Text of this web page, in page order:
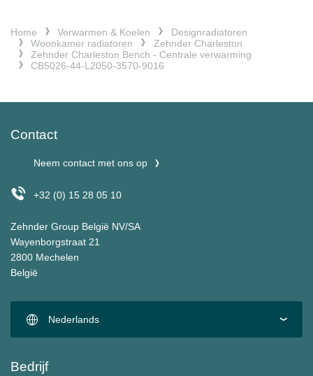
Home Verwarmen & Koelen
Designradiatoren
Woonkamer radiatoren
Zehnder Charleston
Zehnder Charleston Bench - Centrale verwarming
CB5026-44-L2050-3570-9016
Contact
Neem contact met ons op
+32 (0) 15 28 05 10
Zehnder Group België NV/SA
Wayenborgstraat 21
2800 Mechelen
België
Nederlands
Bedrijf